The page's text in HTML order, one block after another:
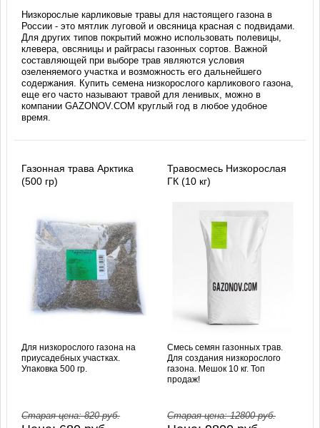
Низкорослые карликовые травы для настоящего газона в
России - это мятлик луговой и овсяница красная с подвидами.
Для других типов покрытий можно использовать полевицы,
клевера, овсяницы и райграсы газонных сортов. Важной
составляющей при выборе трав являются условия
озеленяемого участка и возможность его дальнейшего
содержания. Купить семена низкорослого карликового газона,
еще его часто называют травой для ленивых, можно в
компании GAZONOV.COM круглый год в любое удобное
время.
Газонная трава Арктика
(500 гр)
Для низкорослого газона на
приусадебных участках.
Упаковка 500 гр.
Старая цена:820руб.
Травосмесь Низкорослая
ГК (10 кг)
Смесь семян газонных трав.
Для создания низкорослого
газона. Мешок 10 кг. Топ
продаж!
Старая цена:12800руб.